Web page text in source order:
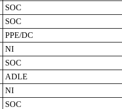
SOC
SOC
PPE/DC
NI
SOC
ADLE
NI
SOC